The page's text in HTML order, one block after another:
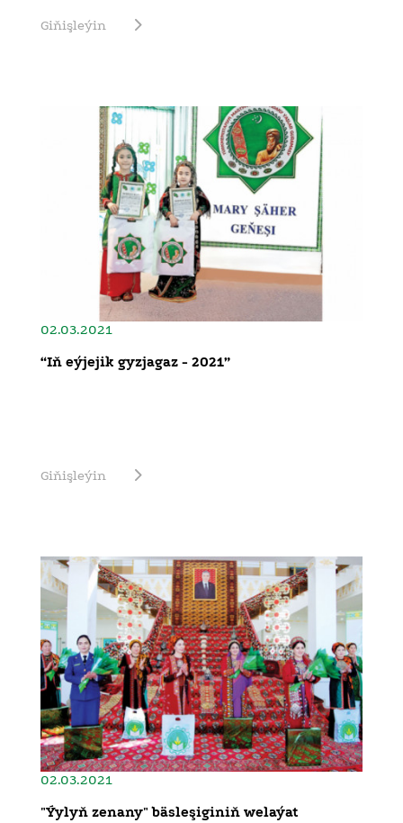
Giňişleýin
02.03.2021
“Iň eýjejik gyzjagaz - 2021”
Giňişleýin
02.03.2021
"Ýylyň zenany" bäsleşiginiň welaýat